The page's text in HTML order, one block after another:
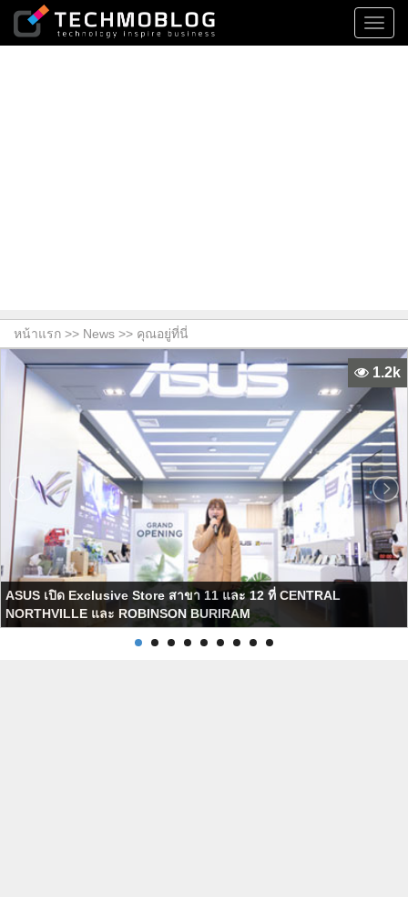
หน้าแรก >> News >> คุณอยู่ที่นี่
ASUS เปิด Exclusive Store สาขา 11 และ 12 ที่ CENTRAL
NORTHVILLE และ ROBINSON BURIRAM
1.2k